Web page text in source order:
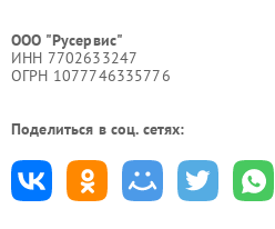
ООО "Русервис"
ИНН 7702633247
ОГРН 1077746335776
Поделиться в соц. сетях: